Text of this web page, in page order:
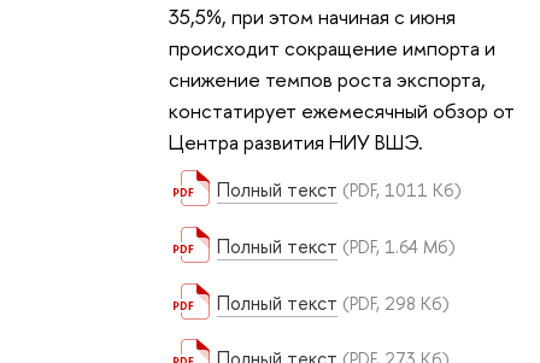
35,5%, при этом начиная с июня
происходит сокращение импорта и
снижение темпов роста экспорта,
констатирует ежемесячный обзор от
Центра развития НИУ ВШЭ.
Полный текст (PDF, 1011 Кб)
Полный текст (PDF, 1.64 Мб)
Полный текст (PDF, 298 Кб)